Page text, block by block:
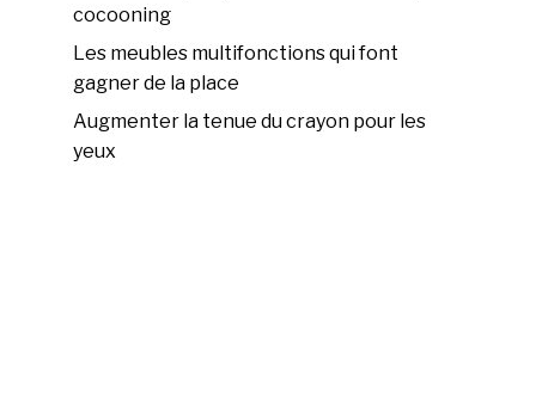
cocooning
Les meubles multifonctions qui font
gagner de la place
Augmenter la tenue du crayon pour les
yeux